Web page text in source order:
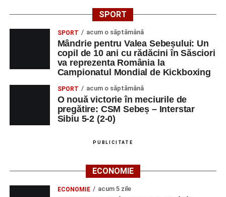
SPORT
SPORT acum o săptămână
Mândrie pentru Valea Sebeșului: Un
copil de 10 ani cu rădăcini în Săsciori
va reprezenta România la
Campionatul Mondial de Kickboxing
SPORT acum o săptămână
O nouă victorie în meciurile de
pregătire: CSM Sebeș – Interstar
Sibiu 5-2 (2-0)
PUBLICITATE
ECONOMIE
ECONOMIE acum 5 zile